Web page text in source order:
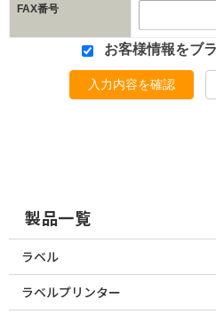
FAX番号
お客様情報をブ
入力内容を確認
製品一覧
ラベル
ラベルプリンター